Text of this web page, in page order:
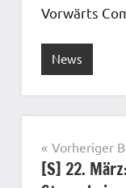
Vorwärts
News
Vorheriger
[S] 22.